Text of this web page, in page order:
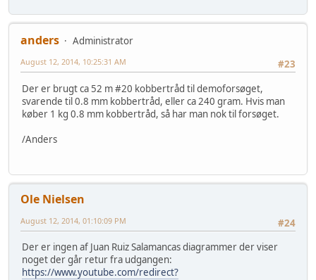
anders
Administrator
#23
August 12, 2014, 10:25:31 AM
Der er brugt ca 52 m #20 kobbertråd til demoforsøget,
svarende til 0.8 mm kobbertråd, eller ca 240 gram. Hvis man
køber 1 kg 0.8 mm kobbertråd, så har man nok til forsøget.
/Anders
Ole Nielsen
#24
August 12, 2014, 01:10:09 PM
Der er ingen af Juan Ruiz Salamancas diagrammer der viser
noget der går retur fra udgangen:
https://www.youtube.com/redirect?